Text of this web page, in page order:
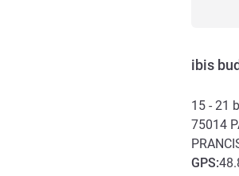
ibis
15 - 21
75014
GPS: